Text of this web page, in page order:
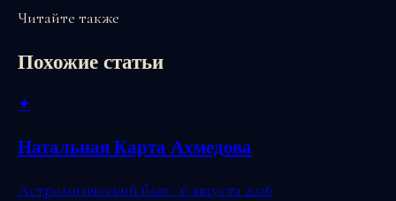
Читайте также
Похожие статьи
✦
Натальная Карта Ахмедова
Астрологический блог · 6 августа 2026